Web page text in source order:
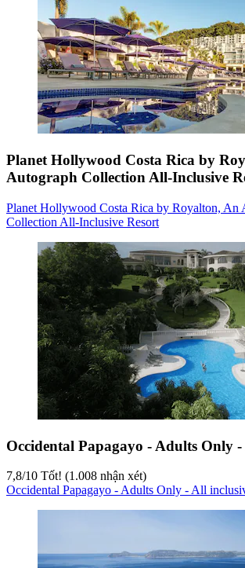
Planet Hollywood Costa Rica by
Autograph Collection All-Inclusive
Planet Hollywood Costa Rica by Royalton, An
Collection All-Inclusive Resort
Occidental Papagayo - Adults Only
7,8/10 Tốt! (1.008 nhận xét)
Occidental Papagayo - Adults Only - All